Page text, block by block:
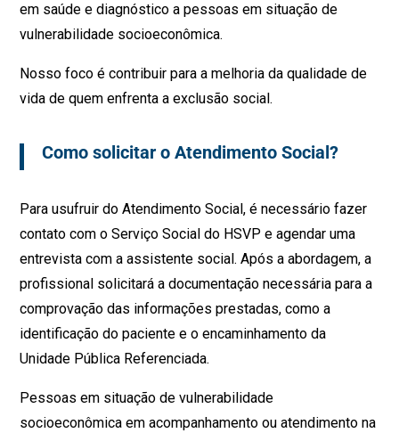
em saúde e diagnóstico a pessoas em situação de
vulnerabilidade socioeconômica.
Nosso foco é contribuir para a melhoria da qualidade de
vida de quem enfrenta a exclusão social.
Como solicitar o Atendimento Social?
Para usufruir do Atendimento Social, é necessário fazer
contato com o Serviço Social do HSVP e agendar uma
entrevista com a assistente social. Após a abordagem, a
profissional solicitará a documentação necessária para a
comprovação das informações prestadas, como a
identificação do paciente e o encaminhamento da
Unidade Pública Referenciada.
Pessoas em situação de vulnerabilidade
socioeconômica em acompanhamento ou atendimento na